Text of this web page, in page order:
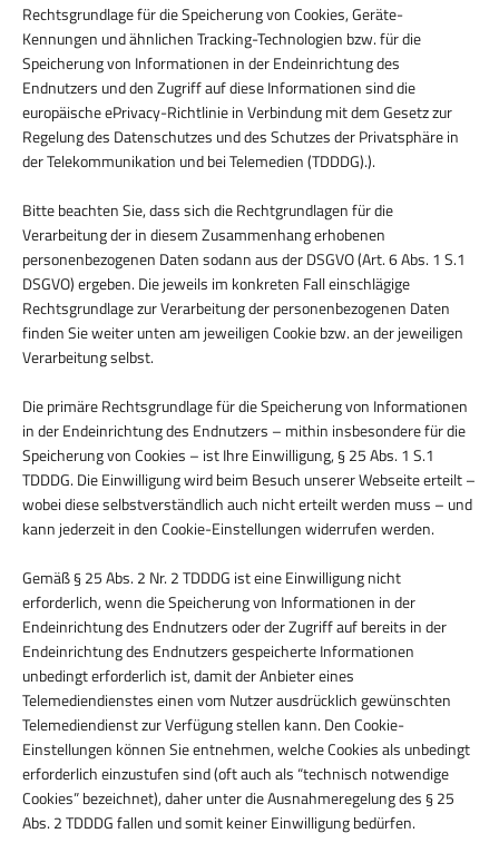
Rechtsgrundlage für die Speicherung von Cookies, Geräte-
Kennungen und ähnlichen Tracking-Technologien bzw. für die
Speicherung von Informationen in der Endeinrichtung des
Endnutzers und den Zugriff auf diese Informationen sind die
europäische ePrivacy-Richtlinie in Verbindung mit dem Gesetz zur
Regelung des Datenschutzes und des Schutzes der Privatsphäre in
der Telekommunikation und bei Telemedien (TDDDG).).
Bitte beachten Sie, dass sich die Rechtgrundlagen für die
Verarbeitung der in diesem Zusammenhang erhobenen
personenbezogenen Daten sodann aus der DSGVO (Art. 6 Abs. 1 S.1
DSGVO) ergeben. Die jeweils im konkreten Fall einschlägige
Rechtsgrundlage zur Verarbeitung der personenbezogenen Daten
finden Sie weiter unten am jeweiligen Cookie bzw. an der jeweiligen
Verarbeitung selbst.
Die primäre Rechtsgrundlage für die Speicherung von Informationen
in der Endeinrichtung des Endnutzers – mithin insbesondere für die
Speicherung von Cookies – ist Ihre Einwilligung, § 25 Abs. 1 S.1
TDDDG. Die Einwilligung wird beim Besuch unserer Webseite erteilt –
wobei diese selbstverständlich auch nicht erteilt werden muss – und
kann jederzeit in den Cookie-Einstellungen widerrufen werden.
Gemäß § 25 Abs. 2 Nr. 2 TDDDG ist eine Einwilligung nicht
erforderlich, wenn die Speicherung von Informationen in der
Endeinrichtung des Endnutzers oder der Zugriff auf bereits in der
Endeinrichtung des Endnutzers gespeicherte Informationen
unbedingt erforderlich ist, damit der Anbieter eines
Telemediendienstes einen vom Nutzer ausdrücklich gewünschten
Telemediendienst zur Verfügung stellen kann. Den Cookie-
Einstellungen können Sie entnehmen, welche Cookies als unbedingt
erforderlich einzustufen sind (oft auch als “technisch notwendige
Cookies” bezeichnet), daher unter die Ausnahmeregelung des § 25
Abs. 2 TDDDG fallen und somit keiner Einwilligung bedürfen.